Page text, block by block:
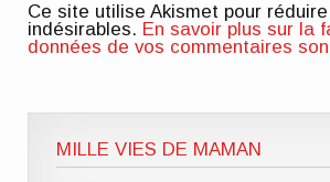
Ce site utilise Akismet pour
indésirables. En savoir plus sur la
données de vos commentaires
MILLE VIES DE MAMAN